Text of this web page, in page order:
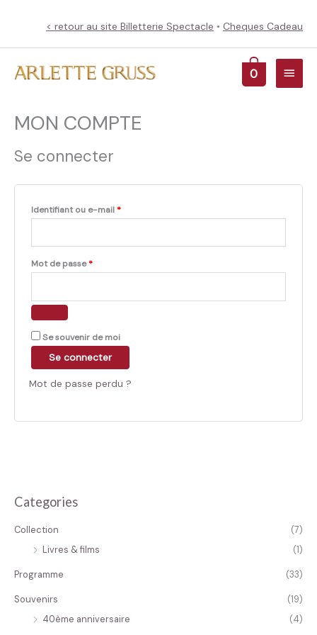
< retour au site Billetterie Spectacle • Cheques Cadeau
Menu
0
Categories
Collection
(7)
Livres & films
(1)
Programme (33)
Souvenirs
(19)
40ème anniversaire
(4)
MON COMPTE
Se connecter
Identifiant ou e-mail*Obligatoire
Mot de passe*Obligatoire
Se souvenir de moi
Se connecter
Mot de passe perdu ?